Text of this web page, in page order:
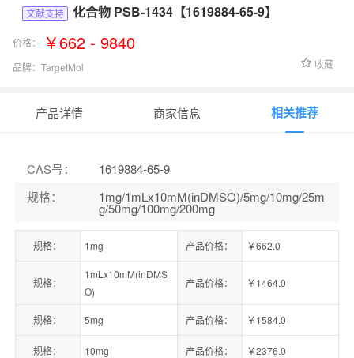
文献支持 化合物 PSB-1434【1619884-65-9】
价格： ￥662 - 9840
品牌： TargetMol 收藏
产品详情 商家信息 相关推荐
CAS号：
1619884-65-9
规格： 1mg/1mLx10mM(inDMSO)/5mg/10mg/25m
g/50mg/100mg/200mg
规格： 1mg 产品价格： ￥662.0
规格：
1mLx10mM(inDMS
O)
产品价格： ￥1464.0
规格： 5mg 产品价格： ￥1584.0
规格： 10mg 产品价格： ￥2376.0